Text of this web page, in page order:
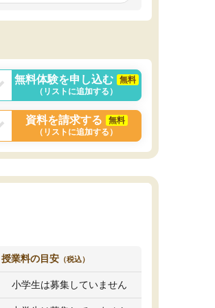
と感じました。
無料体験を申し込む
無料
（リストに追加する）
資料を請求する
無料
（リストに追加する）
授業料の目安 （税込）
小学生は募集していません